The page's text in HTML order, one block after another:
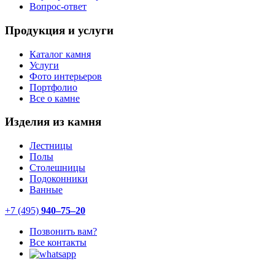
Вопрос-ответ
Продукция и услуги
Каталог камня
Услуги
Фото интерьеров
Портфолио
Все о камне
Изделия из камня
Лестницы
Полы
Столешницы
Подоконники
Ванные
+7 (495) 940–75–20
Позвонить вам?
Все контакты